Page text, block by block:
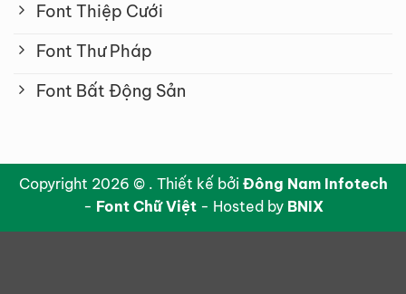
Font Thiệp Cưới
Font Thư Pháp
Font Bất Động Sản
Copyright 2026 © . Thiết kế bởi Đông Nam Infotech
- Font Chữ Việt- Hosted by BNIX